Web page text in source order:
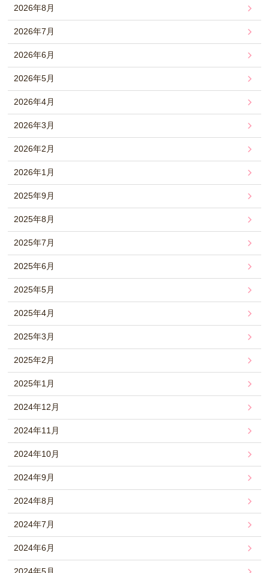
2026年8月
2026年7月
2026年6月
2026年5月
2026年4月
2026年3月
2026年2月
2026年1月
2025年9月
2025年8月
2025年7月
2025年6月
2025年5月
2025年4月
2025年3月
2025年2月
2025年1月
2024年12月
2024年11月
2024年10月
2024年9月
2024年8月
2024年7月
2024年6月